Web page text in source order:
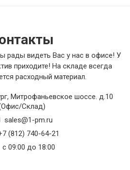
рады видеть Вас у нас в офисе! У
приходите! На складе всегда
расходный материал.
, Митрофаньевское шоссе. д.10
Склад)
sales@1-pm.ru
(812) 740-64-21
с 09:00 до 18:00